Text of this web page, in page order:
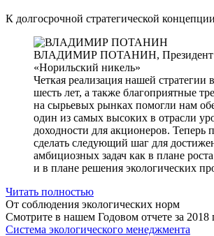
К долгосрочной стратегической
ВЛАДИМИР ПОТАНИН,
«Норильский никель»
Четкая реализация нашей стратегии
шесть лет, а также благоприятные
на сырьевых рынках помогли нам
один из самых высоких в отрасли
доходности для акционеров. Теперь
сделать следующий шаг для
амбициозных задач как в плане
и в плане решения экологических
Читать полностью
От соблюдения экологических норм
Смотрите в нашем Годовом отчете за 2018
Система экологического менеджмента